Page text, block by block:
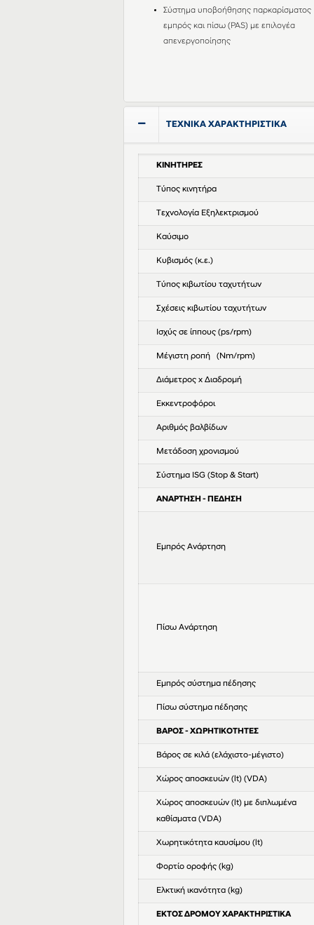
Σύστημα υποβοήθησης παρκαρίσματος
εμπρός και πίσω (PAS) με επιλογέα
απενεργοποίησης
ΤΕΧΝΙΚΑ ΧΑΡΑΚΤΗΡΙΣΤΙΚΑ
ΚΙΝΗΤΗΡΕΣ
Τύπος κινητήρα
Τεχνολογία Εξηλεκτρισμού
Καύσιμο
Κυβισμός (κ.ε.)
Τύπος κιβωτίου ταχυτήτων
Σχέσεις κιβωτίου ταχυτήτων
Ισχύς σε ίππους (ps/rpm)
Μέγιστη ροπή (Nm/rpm)
Διάμετρος x Διαδρομή
Εκκεντροφόροι
Αριθμός βαλβίδων
Μετάδοση χρονισμού
Σύστημα ISG (Stop & Start)
ΑΝΑΡΤΗΣΗ - ΠΕΔΗΣΗ
Εμπρός Ανάρτηση
Πίσω Ανάρτηση
Εμπρός σύστημα πέδησης
Πίσω σύστημα πέδησης
ΒΑΡΟΣ - ΧΩΡΗΤΙΚΟΤΗΤΕΣ
Βάρος σε κιλά (ελάχιστο-μέγιστο)
Χώρος αποσκευών (lt) (VDA)
Χώρος αποσκευών (lt) με διπλωμένα
καθίσματα (VDA)
Χωρητικότητα καυσίμου (lt)
Φορτίο οροφής (kg)
Ελκτική ικανότητα (kg)
ΕΚΤΟΣ ΔΡΟΜΟΥ ΧΑΡΑΚΤΗΡΙΣΤΙΚΑ